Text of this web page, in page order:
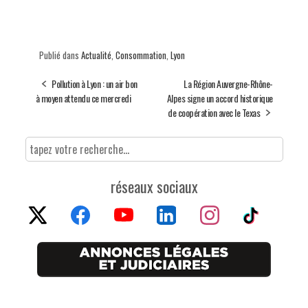
Publié dans Actualité, Consommation, Lyon
Pollution à Lyon : un air bon
à moyen attendu ce mercredi
La Région Auvergne-Rhône-
Alpes signe un accord historique
de coopération avec le Texas
réseaux sociaux